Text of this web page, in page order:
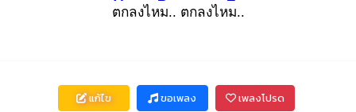
ตกลงไหม.. ตกลงไหม..
แก้ไข ขอเพลง เพลงโปรด